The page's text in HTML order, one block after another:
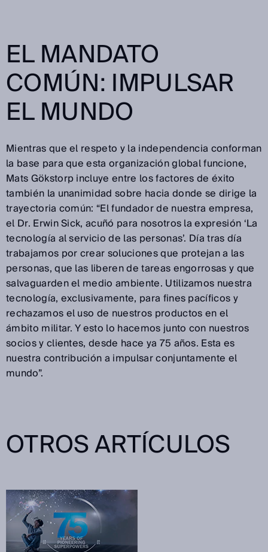
EL MANDATO
COMÚN: IMPULSAR
EL MUNDO
Mientras que el respeto y la independencia conforman
la base para que esta organización global funcione,
Mats Gökstorp incluye entre los factores de éxito
también la unanimidad sobre hacia donde se dirige la
trayectoria común: “El fundador de nuestra empresa,
el Dr. Erwin Sick, acuñó para nosotros la expresión ‘La
tecnología al servicio de las personas’. Día tras día
trabajamos por crear soluciones que protejan a las
personas, que las liberen de tareas engorrosas y que
salvaguarden el medio ambiente. Utilizamos nuestra
tecnología, exclusivamente, para fines pacíficos y
rechazamos el uso de nuestros productos en el
ámbito militar. Y esto lo hacemos junto con nuestros
socios y clientes, desde hace ya 75 años. Esta es
nuestra contribución a impulsar conjuntamente el
mundo”.
OTROS ARTÍCULOS